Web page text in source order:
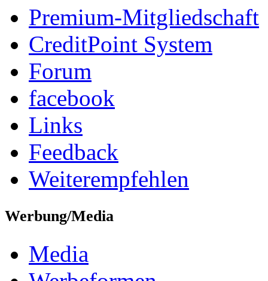
Premium-Mitgliedschaft
CreditPoint System
Forum
facebook
Links
Feedback
Weiterempfehlen
Werbung/Media
Media